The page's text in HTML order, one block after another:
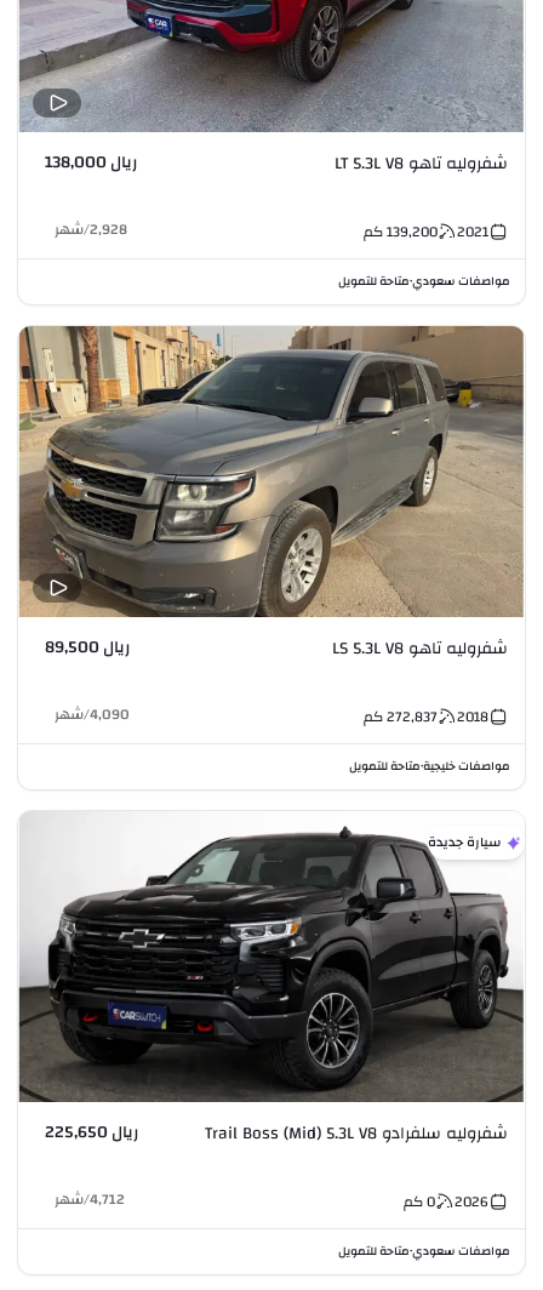
شفروليه تاهو LT 5.3L V8 ريال 138,000
2021
139,200كم 2,928
/شهر
مواصفات سعودي•متاحة للتمويل
شفروليه تاهو LS 5.3L V8 ريال 89,500
2018
272,837كم 4,090
/شهر
مواصفات خليجية•متاحة للتمويل
سيارة جديدة
شفروليه سلفرادو Trail Boss (Mid) 5.3L V8 ريال 225,650
2026
0كم 4,712
/شهر
مواصفات سعودي•متاحة للتمويل